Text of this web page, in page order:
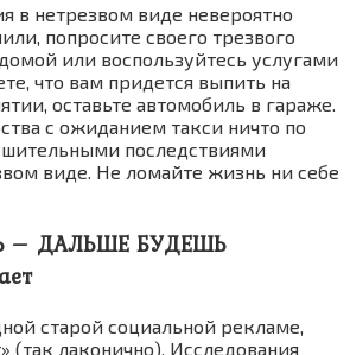
в нетрезвом виде невероятно
попросите своего трезвого
или воспользуйтесь услугами
что вам придется выпить на
оставьте автомобиль в гараже.
с ожиданием такси ничто по
последствиями
виде. Не ломайте жизнь ни себе
– ДАЛЬШЕ БУДЕШЬ
старой социальной рекламе,
(так лаконично). Исследования